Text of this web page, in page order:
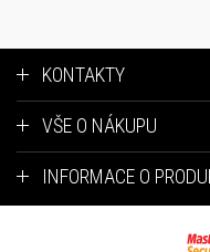
KONTAKTY
VŠE O NÁKUPU
INFORMACE O